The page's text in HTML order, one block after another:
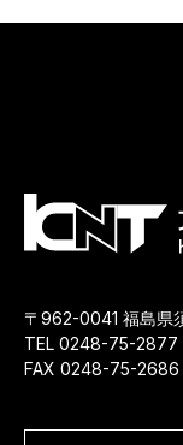
〒962-0041 福島県
TEL 0248-75-2877
FAX 0248-75-2686